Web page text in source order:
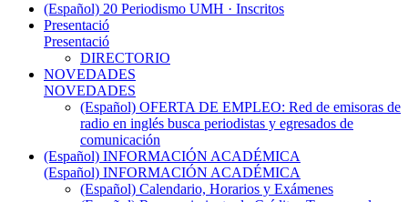
(Español) 20 Periodismo UMH · Inscritos
Presentació
Presentació
DIRECTORIO
NOVEDADES
NOVEDADES
(Español) OFERTA DE EMPLEO: Red de emisoras de
radio en inglés busca periodistas y egresados de
comunicación
(Español) INFORMACIÓN ACADÉMICA
(Español) INFORMACIÓN ACADÉMICA
(Español) Calendario, Horarios y Exámenes